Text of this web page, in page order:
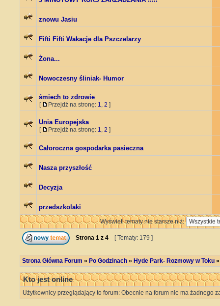
znowu Jasiu
Fifti Fifti Wakacje dla Pszczelarzy
Żona...
Nowoczesny śliniak- Humor
śmiech to zdrowie
[ Przejdź na stronę: 1, 2 ]
Unia Europejska
[ Przejdź na stronę: 1, 2 ]
Całoroczna gospodarka pasieczna
Nasza przyszłość
Decyzja
przedszkolaki
Wyświetl tematy nie starsze niż:
Strona 1 z 4 [ Tematy: 179 ]
Strona Główna Forum » Po Godzinach » Hyde Park- Rozmowy w Toku
Kto jest online
Użytkownicy przeglądający to forum: Obecnie na forum nie ma żadnego